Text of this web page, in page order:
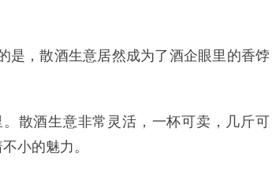
是，散酒生意居然成为了酒企眼里的香饽
散酒生意非常灵活，一杯可卖，几斤可
小的魅力。